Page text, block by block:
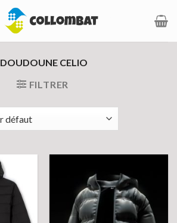
DOUDOUNE CELIO
FILTRER